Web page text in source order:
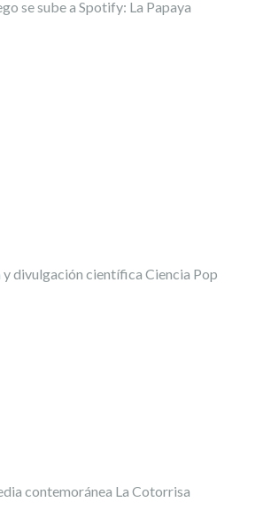
se sube a Spotify: La Papaya
divulgación científica Ciencia Pop
contemoránea La Cotorrisa